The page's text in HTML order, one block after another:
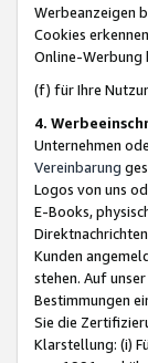
Werbeanzeigen
Cookies
Online-Werbung
(f) für Ihre
4.
Unternehmen
Vereinbarung
Logos von uns
E-Books,
Kunden
stehen. Auf
Bestimmungen
Sie die
Klarstellung: (i)